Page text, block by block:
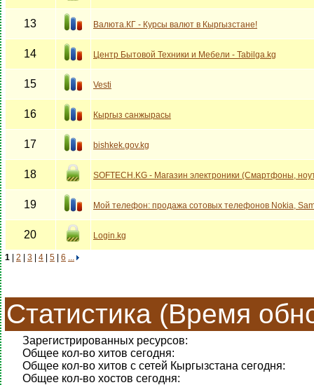
13 Валюта.КГ - Курсы валют в Кыргызстане!
14 Центр Бытовой Техники и Мебели - Tabilga.kg
15 Vesti
16 Кыргыз санжырасы
17 bishkek.gov.kg
18 SOFTECH.KG - Магазин электроники (Смартфоны,
19 Мой телефон: продажа сотовых телефонов Nokia,
20 Login.kg
1 2 3 4 5 6 ...
Статистика (Время
Зарегистрированных ресурсов:
Общее кол-во хитов сегодня:
Общее кол-во хитов с сетей Кыргызстана сегодня:
Общее кол-во хостов сегодня: